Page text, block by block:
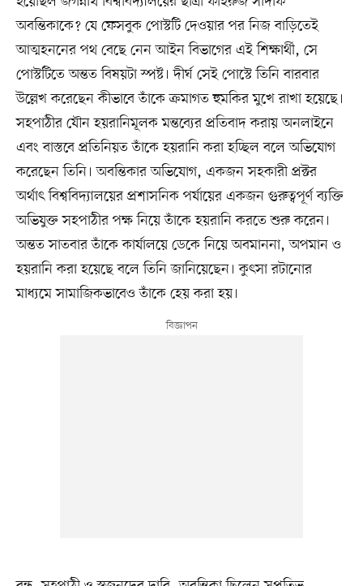
অবন্তিকাকে? যে ফেসবুক পোস্টটি দেওয়ার পর নিজ বাড়িতেই
আত্মহননের পথ বেছে নেন আইন বিভাগের এই শিক্ষার্থী, সে
পোস্টটিতে অন্তত বিষয়টা স্পষ্ট। দীর্ঘ সেই পোস্টে তিনি বারবার
উল্লেখ করেছেন কীভাবে তাঁকে ক্রমাগত হুমকির মুখে রাখা হয়েছে।
সহপাঠীর যৌন হয়রানিমূলক মন্তব্যের প্রতিবাদ করায় অনলাইনে
এবং বাস্তবে প্রতিনিয়ত তাঁকে হয়রানি করা হচ্ছিল বলে অভিযোগ
করেছেন তিনি। অবন্তিকার অভিযোগ, একজন সহকারী প্রক্টর
অর্থাৎ বিশ্ববিদ্যালয়ের প্রশাসনিক পর্যায়ের একজন গুরুত্বপূর্ণ ব্যক্তি
অভিযুক্ত সহপাঠীর পক্ষ নিয়ে তাঁকে হয়রানি করতে শুরু করেন।
অন্তত সাতবার তাঁকে কার্যালয়ে ডেকে নিয়ে অবমাননা, অপমান ও
হয়রানি করা হয়েছে বলে তিনি জানিয়েছেন। কুৎসা রটানোর
মাধ্যমে সামাজিকভাবেও তাঁকে হেয় করা হয়।